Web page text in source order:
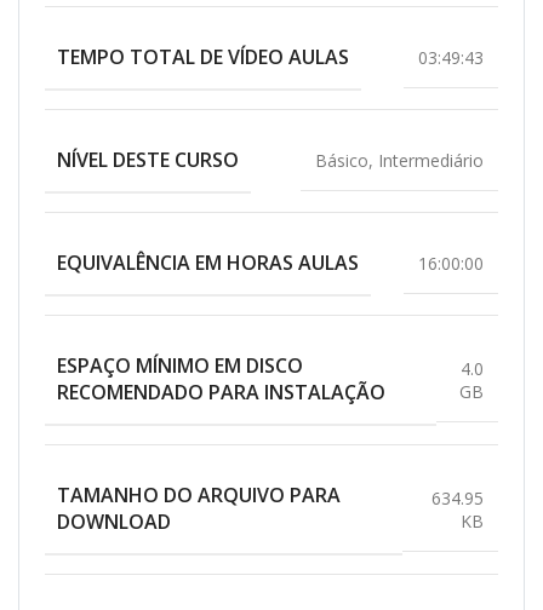
TEMPO TOTAL DE VÍDEO AULAS 03:49:43
NÍVEL DESTE CURSO Básico, Intermediário
EQUIVALÊNCIA EM HORAS AULAS 16:00:00
ESPAÇO MÍNIMO EM DISCO
RECOMENDADO PARA INSTALAÇÃO
4.0
GB
TAMANHO DO ARQUIVO PARA
DOWNLOAD
634.95
KB